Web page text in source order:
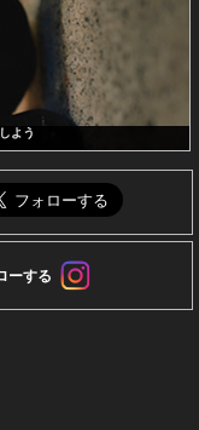
よう
ーする